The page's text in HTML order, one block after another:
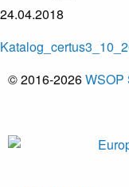
24.04.2018
© 2016-2026WSOP